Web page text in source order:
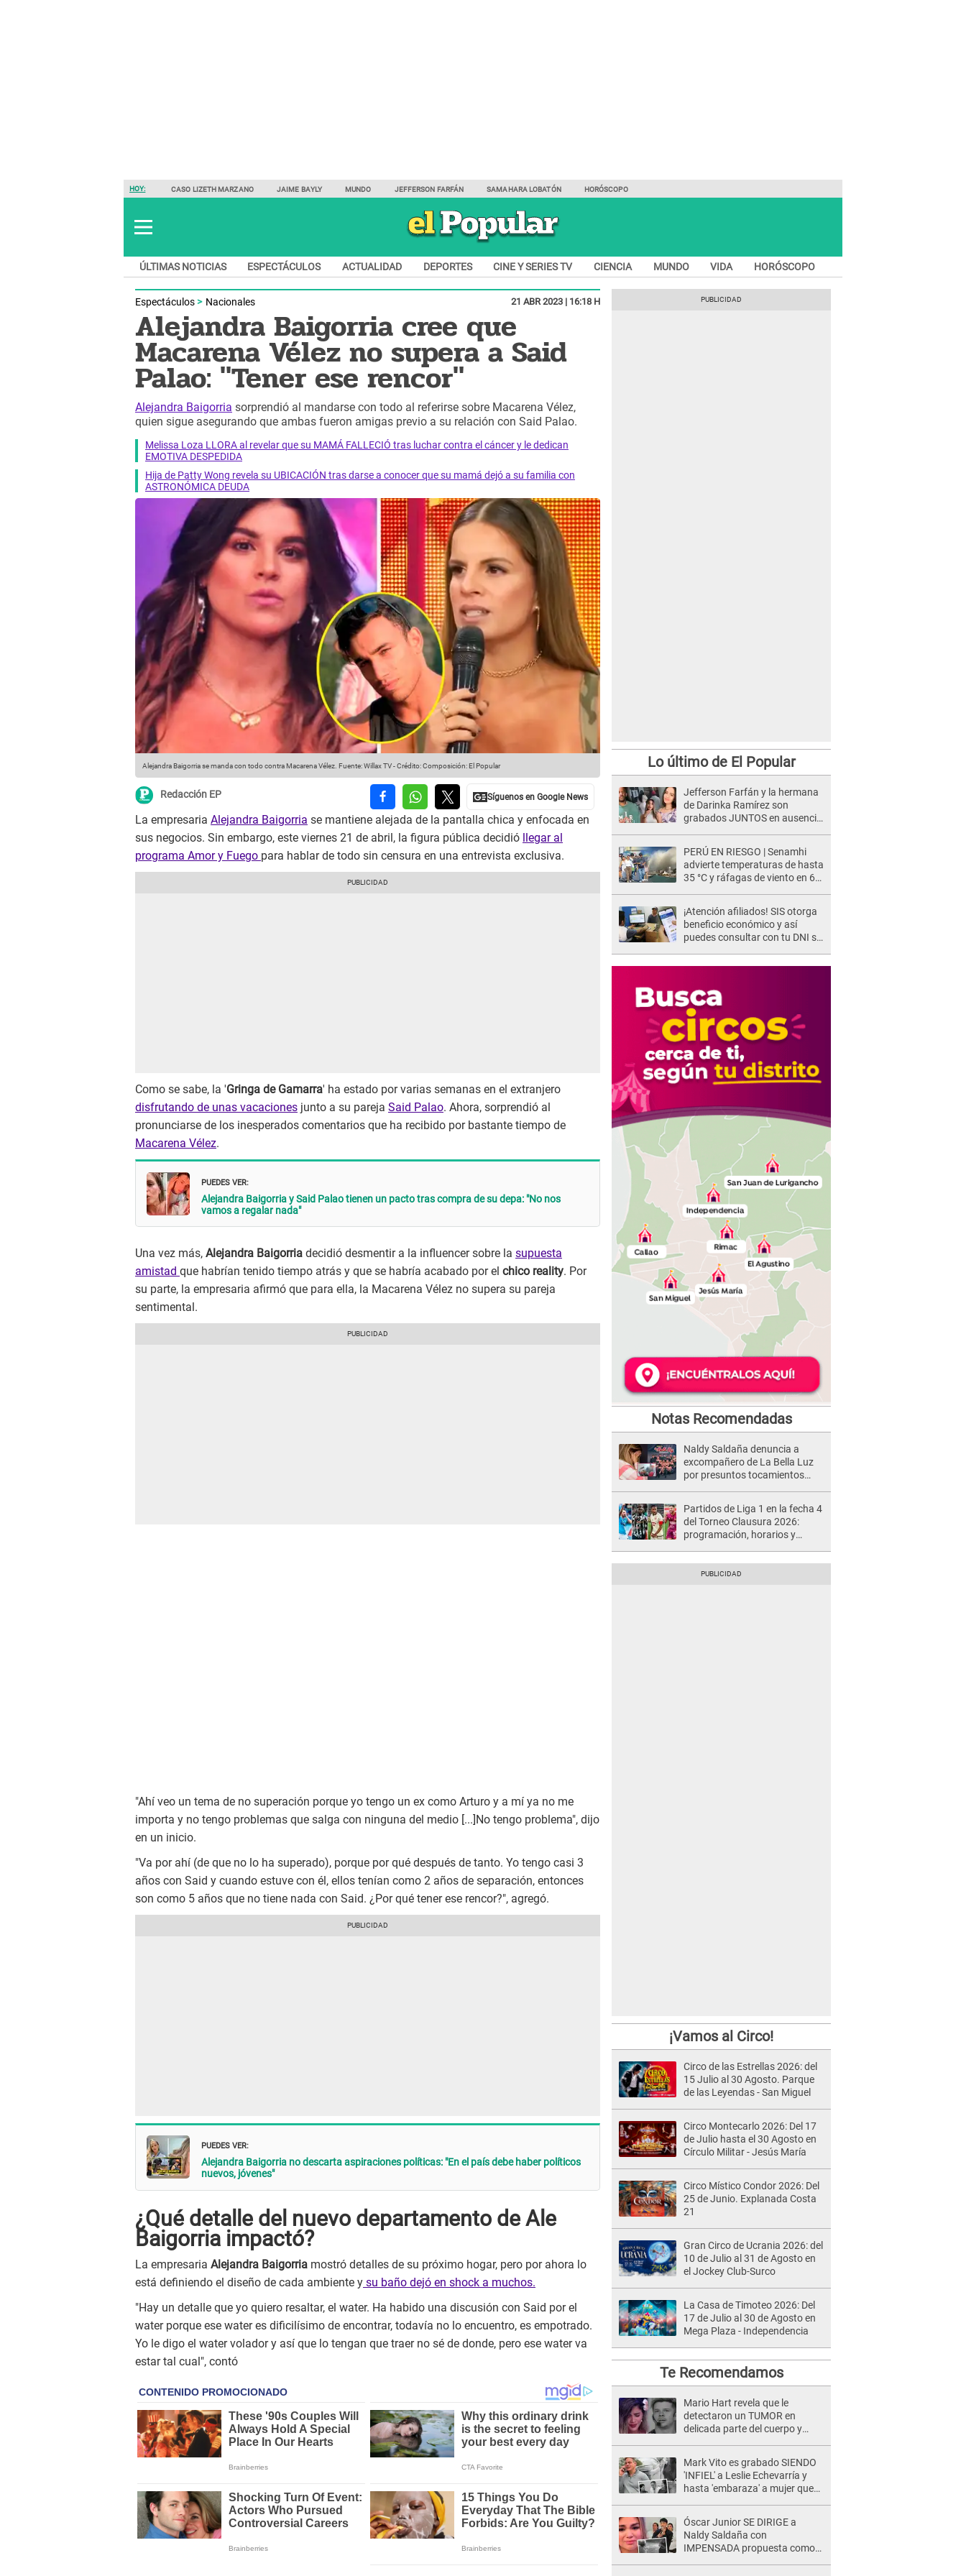
HOY: CASO LIZETH MARZANO JAIME BAYLY MUNDO JEFFERSON FARFÁN SAMAHARA LOBATÓN HORÓSCOPO
ÚLTIMAS NOTICIAS ESPECTÁCULOS ACTUALIDAD DEPORTES CINE Y SERIES TV CIENCIA MUNDO VIDA HORÓSCOPO
Espectáculos Nacionales 21 ABR 2023 | 16:18 H
Alejandra Baigorria cree que
Macarena Vélez no supera a Said
Palao: "Tener ese rencor"
Alejandra Baigorria sorprendió al mandarse con todo al referirse sobre Macarena Vélez,
quien sigue asegurando que ambas fueron amigas previo a su relación con Said Palao.
Melissa Loza LLORA al revelar que su MAMÁ FALLECIÓ tras luchar contra el cáncer y le dedican
EMOTIVA DESPEDIDA
Hija de Patty Wong revela su UBICACIÓN tras darse a conocer que su mamá dejó a su familia con
ASTRONÓMICA DEUDA
Alejandra Baigorria se manda con todo contra Macarena Vélez. Fuente: Willax TV-Crédito: Composición: El Popular
Redacción EP
La empresaria Alejandra Baigorria se mantiene alejada de la pantalla chica y enfocada en
sus negocios. Sin embargo, este viernes 21 de abril, la figura pública decidió
llegar al
programa Amor y Fuego para hablar de todo sin censura en una entrevista exclusiva.
Como se sabe, la 'Gringa de Gamarra' ha estado por varias semanas en el extranjero
disfrutando de unas vacaciones junto a su pareja Said Palao. Ahora, sorprendió al
pronunciarse de los inesperados comentarios que ha recibido por bastante tiempo de
Macarena Vélez.
PUEDES VER:
Alejandra Baigorria y Said Palao tienen un pacto tras compra de su depa: "No nos
vamos a regalar nada"
Una vez más, Alejandra Baigorria decidió desmentir a la influencer sobre la supuesta
amistad que habrían tenido tiempo atrás y que se habría acabado por el chico reality. Por
su parte, la empresaria afirmó que para ella, la Macarena Vélez no supera su pareja
sentimental.
"Ahí veo un tema de no superación porque yo tengo un ex como Arturo y a mí ya no me
importa y no tengo problemas que salga con ninguna del medio [...]No tengo problema", dijo
en un inicio.
"Va por ahí (de que no lo ha superado), porque por qué después de tanto. Yo tengo casi 3
años con Said y cuando estuve con él, ellos tenían como 2 años de separación, entonces
son como 5 años que no tiene nada con Said. ¿Por qué tener ese rencor?", agregó.
PUEDES VER:
Alejandra Baigorria no descarta aspiraciones políticas: "En el país debe haber políticos
nuevos, jóvenes"
¿Qué detalle del nuevo departamento de Ale
Baigorria impactó?
La empresaria Alejandra Baigorria mostró detalles de su próximo hogar, pero por ahora lo
está definiendo el diseño de cada ambiente y su baño dejó en shock a muchos.
"Hay un detalle que yo quiero resaltar, el water. Ha habido una discusión con Said por el
water porque ese water es dificilísimo de encontrar, todavía no lo encuentro, es empotrado.
Yo le digo el water volador y así que lo tengan que traer no sé de donde, pero ese water va
estar tal cual", contó
Lo último de El Popular
Jefferson Farfán y la hermana
de Darinka Ramírez son
grabados JUNTOS en ausencia
va acompañada..."
PERÚ EN RIESGO | Senamhi
advierte temperaturas de hasta
35 °C y ráfagas de viento en 6
¡Atención afiliados! SIS otorga
beneficio económico y así
puedes consultar con tu DNI si
Notas Recomendadas
Naldy Saldaña denuncia a
excompañero de La Bella Luz
por presuntos tocamientos
Partidos de Liga 1 en la fecha 4
del Torneo Clausura 2026:
programación, horarios y
¡Vamos al Circo!
Circo de las Estrellas 2026: del
15 Julio al 30 Agosto. Parque
de las Leyendas - San Miguel
Circo Montecarlo 2026: Del 17
de Julio hasta el 30 Agosto en
Círculo Militar - Jesús María
Circo Místico Condor 2026: Del
25 de Junio. Explanada Costa
21
Gran Circo de Ucrania 2026: del
10 de Julio al 31 de Agosto en
el Jockey Club-Surco
La Casa de Timoteo 2026: Del
17 de Julio al 30 de Agosto en
Mega Plaza - Independencia
Te Recomendamos
Mario Hart revela que le
detectaron un TUMOR en
delicada parte del cuerpo y
Mark Vito es grabado SIENDO
'INFIEL' a Leslie Echevarría y
hasta 'embaraza' a mujer que
desgraciado! "
Óscar Junior SE DIRIGE a
Naldy Saldaña con
IMPENSADA propuesta como